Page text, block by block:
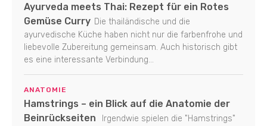
Ayurveda meets Thai: Rezept für ein Rotes
Gemüse Curry Die thailändische und die
ayurvedische Küche haben nicht nur die farbenfrohe und
liebevolle Zubereitung gemeinsam. Auch historisch gibt
es eine interessante Verbindung...
ANATOMIE
Hamstrings – ein Blick auf die Anatomie der
Beinrückseiten
Irgendwie spielen die "Hamstrings"